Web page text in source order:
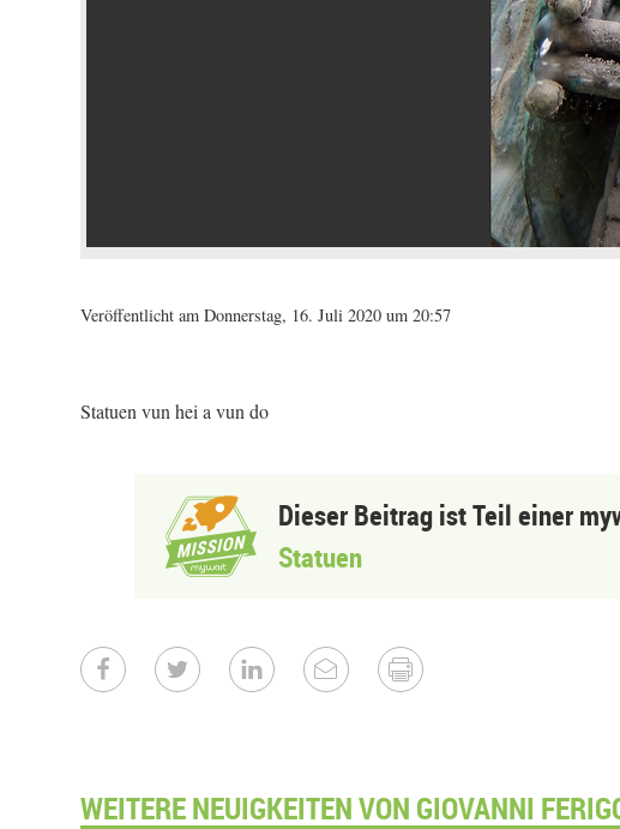
Veröffentlicht am Donnerstag, 16. Juli 2020 um 20:57
Statuen vun hei a vun do
Dieser Beitrag ist Teil einer
Statuen
WEITERE NEUIGKEITEN VON GIOVANNI